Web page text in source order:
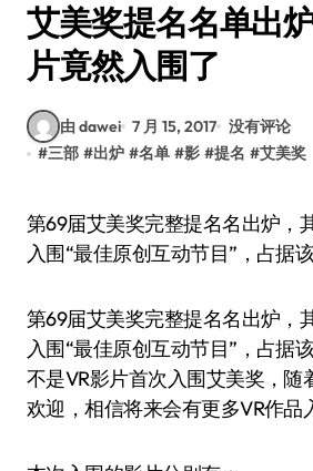
艾美奖提名名单出
片竟然入围了
由 dawei 7 月 15, 2017 没有评论
#三部 #出炉 #名单 #影 #提名 #艾美奖
第69届艾美奖完整提名名出炉，其中，三个VR影片
入围“最佳原创互动节目”，占据该
第69届艾美奖完整提名名出炉，
入围“最佳原创互动节目”，占据
不是VR影片首次入围艾美奖，随
欢迎，相信将来会有更多VR作品